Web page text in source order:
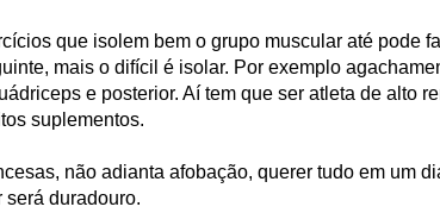
que isolem bem o grupo muscular até pode
mais o difícil é isolar. Por exemplo
e posterior. Aí tem que ser atleta de alto
suplementos.
não adianta afobação, querer tudo em um
será duradouro.